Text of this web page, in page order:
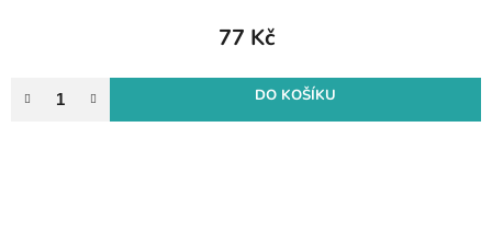
77 Kč
DO KOŠÍKU